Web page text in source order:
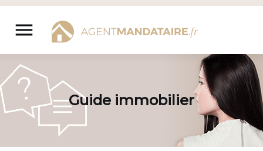
Aller
contenu
menu
Guide immobilier